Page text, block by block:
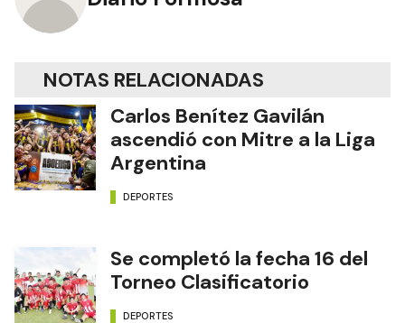
NOTAS RELACIONADAS
Carlos Benítez Gavilán
ascendió con Mitre a la Liga
Argentina
DEPORTES
Se completó la fecha 16 del
Torneo Clasificatorio
DEPORTES